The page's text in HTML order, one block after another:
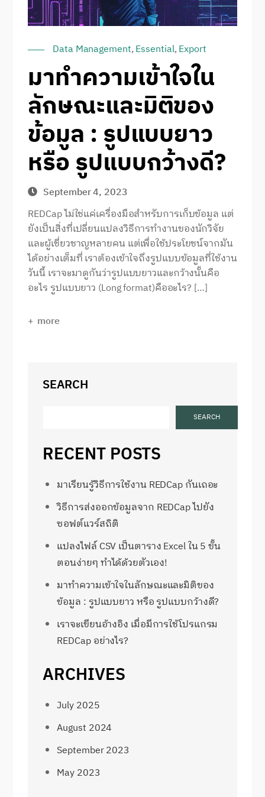
Data Management,Essential,Export
มาทำความเข้าใจใน
ลักษณะและมิติของ
ข้อมูล : รูปแบบยาว
หรือ รูปแบบกว้างดี?
September 4, 2023
REDCap ไม่ใช่แค่เครื่องมือสำหรับการเก็บข้อมูล แต่
ยังเป็นสิ่งที่เปลี่ยนแปลงวิธีการทำงานของนักวิจัย
และผู้เชี่ยวชาญหลายคน แต่เพื่อใช้ประโยชน์จากมัน
ได้อย่างเต็มที่ เราต้องเข้าใจถึงรูปแบบข้อมูลที่ใช้งาน
วันนี้ เราจะมาดูกันว่ารูปแบบยาวและกว้างนั้นคือ
อะไร รูปแบบยาว (Long format)คืออะไร? […]
more
SEARCH
SEARCH
RECENT POSTS
มาเรียนรู้วิธีการใช้งาน REDCap กันเถอะ
วิธีการส่งออกข้อมูลจาก REDCap ไปยัง
ซอฟต์แวร์สถิติ
แปลงไฟล์ CSV เป็นตาราง Excel ใน 5 ขั้น
ตอนง่ายๆ ทำได้ด้วยตัวเอง!
มาทำความเข้าใจในลักษณะและมิติของ
ข้อมูล : รูปแบบยาว หรือ รูปแบบกว้างดี?
เราจะเขียนอ้างอิง เมื่อมีการใช้โปรแกรม
REDCap อย่างไร?
ARCHIVES
July 2025
August 2024
September 2023
May 2023